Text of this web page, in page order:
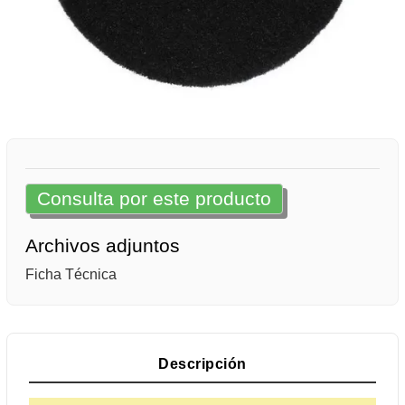
Consulta por este producto
Archivos adjuntos
Ficha Técnica
Descripción